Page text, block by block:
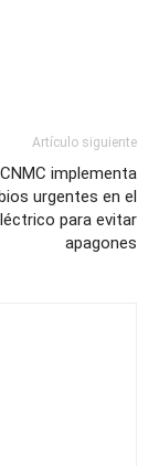
Artículo siguiente
implementa
urgentes en el
para evitar
apagones